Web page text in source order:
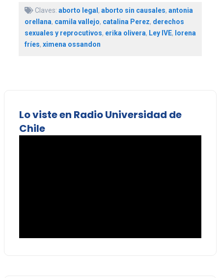
Claves: aborto legal , aborto sin causales, antonia
orellana, camila vallejo, catalina Perez, derechos
sexuales y reprocutivos, erika olivera, Ley IVE, lorena
fríes, ximena ossandon
Lo viste en Radio Universidad de
Chile